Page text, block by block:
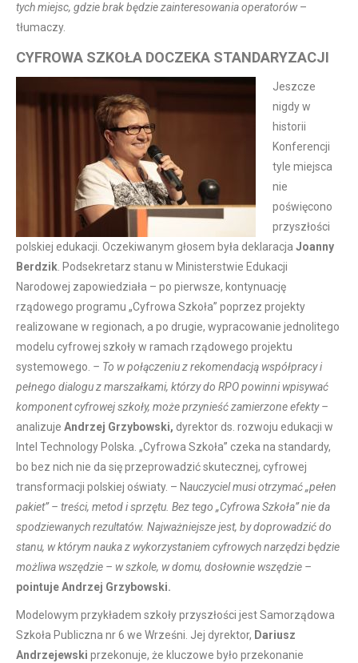
tych miejsc, gdzie brak będzie zainteresowania operatorów–
tłumaczy.
CYFROWA SZKOŁA DOCZEKA STANDARYZACJI
Jeszcze
nigdy w
historii
Konferencji
tyle miejsca
nie
poświęcono
przyszłości
polskiej edukacji. Oczekiwanym głosem była deklaracja Joanny
Berdzik . Podsekretarz stanu w Ministerstwie Edukacji
Narodowej zapowiedziała – po pierwsze, kontynuację
rządowego programu „Cyfrowa Szkoła” poprzez projekty
realizowane w regionach, a po drugie, wypracowanie jednolitego
modelu cyfrowej szkoły w ramach rządowego projektu
systemowego. – To w połączeniu z rekomendacją współpracy i
pełnego dialogu z marszałkami, którzy do RPO powinni wpisywać
komponent cyfrowej szkoły, może przynieść zamierzone efekty –
analizuje Andrzej Grzybowski, dyrektor ds. rozwoju edukacji w
Intel Technology Polska. „Cyfrowa Szkoła” czeka na standardy,
bo bez nich nie da się przeprowadzić skutecznej, cyfrowej
transformacji polskiej oświaty. – Nauczyciel musi otrzymać „pełen
pakiet” – treści, metod i sprzętu. Bez tego „Cyfrowa Szkoła” nie da
spodziewanych rezultatów. Najważniejsze jest, by doprowadzić do
stanu, w którym nauka z wykorzystaniem cyfrowych narzędzi będzie
możliwa wszędzie – w szkole, w domu, dosłownie wszędzie –
pointuje Andrzej Grzybowski.
Modelowym przykładem szkoły przyszłości jest Samorządowa
Szkoła Publiczna nr 6 we Wrześni. Jej dyrektor, Dariusz
Andrzejewski przekonuje, że kluczowe było przekonanie